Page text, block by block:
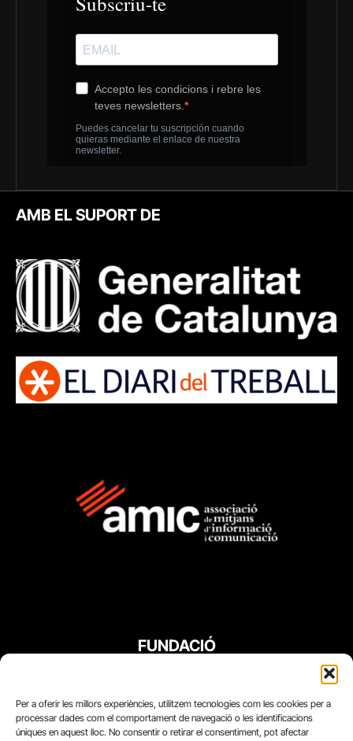
Per a oferir les millors experiències, utilitzem tecnologies com les cookies per a
processar dades com el comportament de navegació o les identificacions
úniques en aquest lloc. No consentir o retirar el consentiment, pot afectar
AMB EL SUPORT DE
FUNDACIÓ